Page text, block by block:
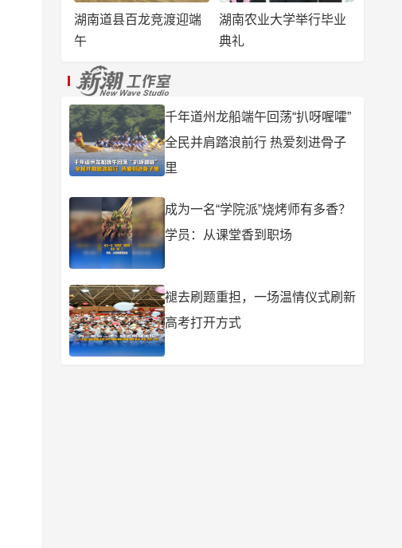
湖南道县百龙竞渡迎端
午
湖南农业大学举行毕业
典礼
千年道州龙船端午回荡“扒呀喔嚯”
全民并肩踏浪前行 热爱刻进骨子
里
成为一名“学院派”烧烤师有多香？
学员：从课堂香到职场
褪去刷题重担，一场温情仪式刷新
高考打开方式